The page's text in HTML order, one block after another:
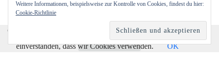
niemanden überfordern – zum anderen
WEITERLESEN
Weitere Informationen, beispielsweise zur Kontrolle von Cookies, findest du hier:
Cookie-Richtlinie
Cookies erleichtern die Bereitstellung unserer Dienste. Mit
der Nutzung unserer Dienste erklären Sie sich damit
einverstanden, dass wir Cookies verwenden.
OK